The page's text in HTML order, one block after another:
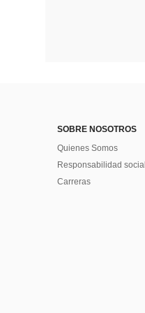
SOBRE NOSOTROS
Quienes Somos
Responsabilidad social
Carreras